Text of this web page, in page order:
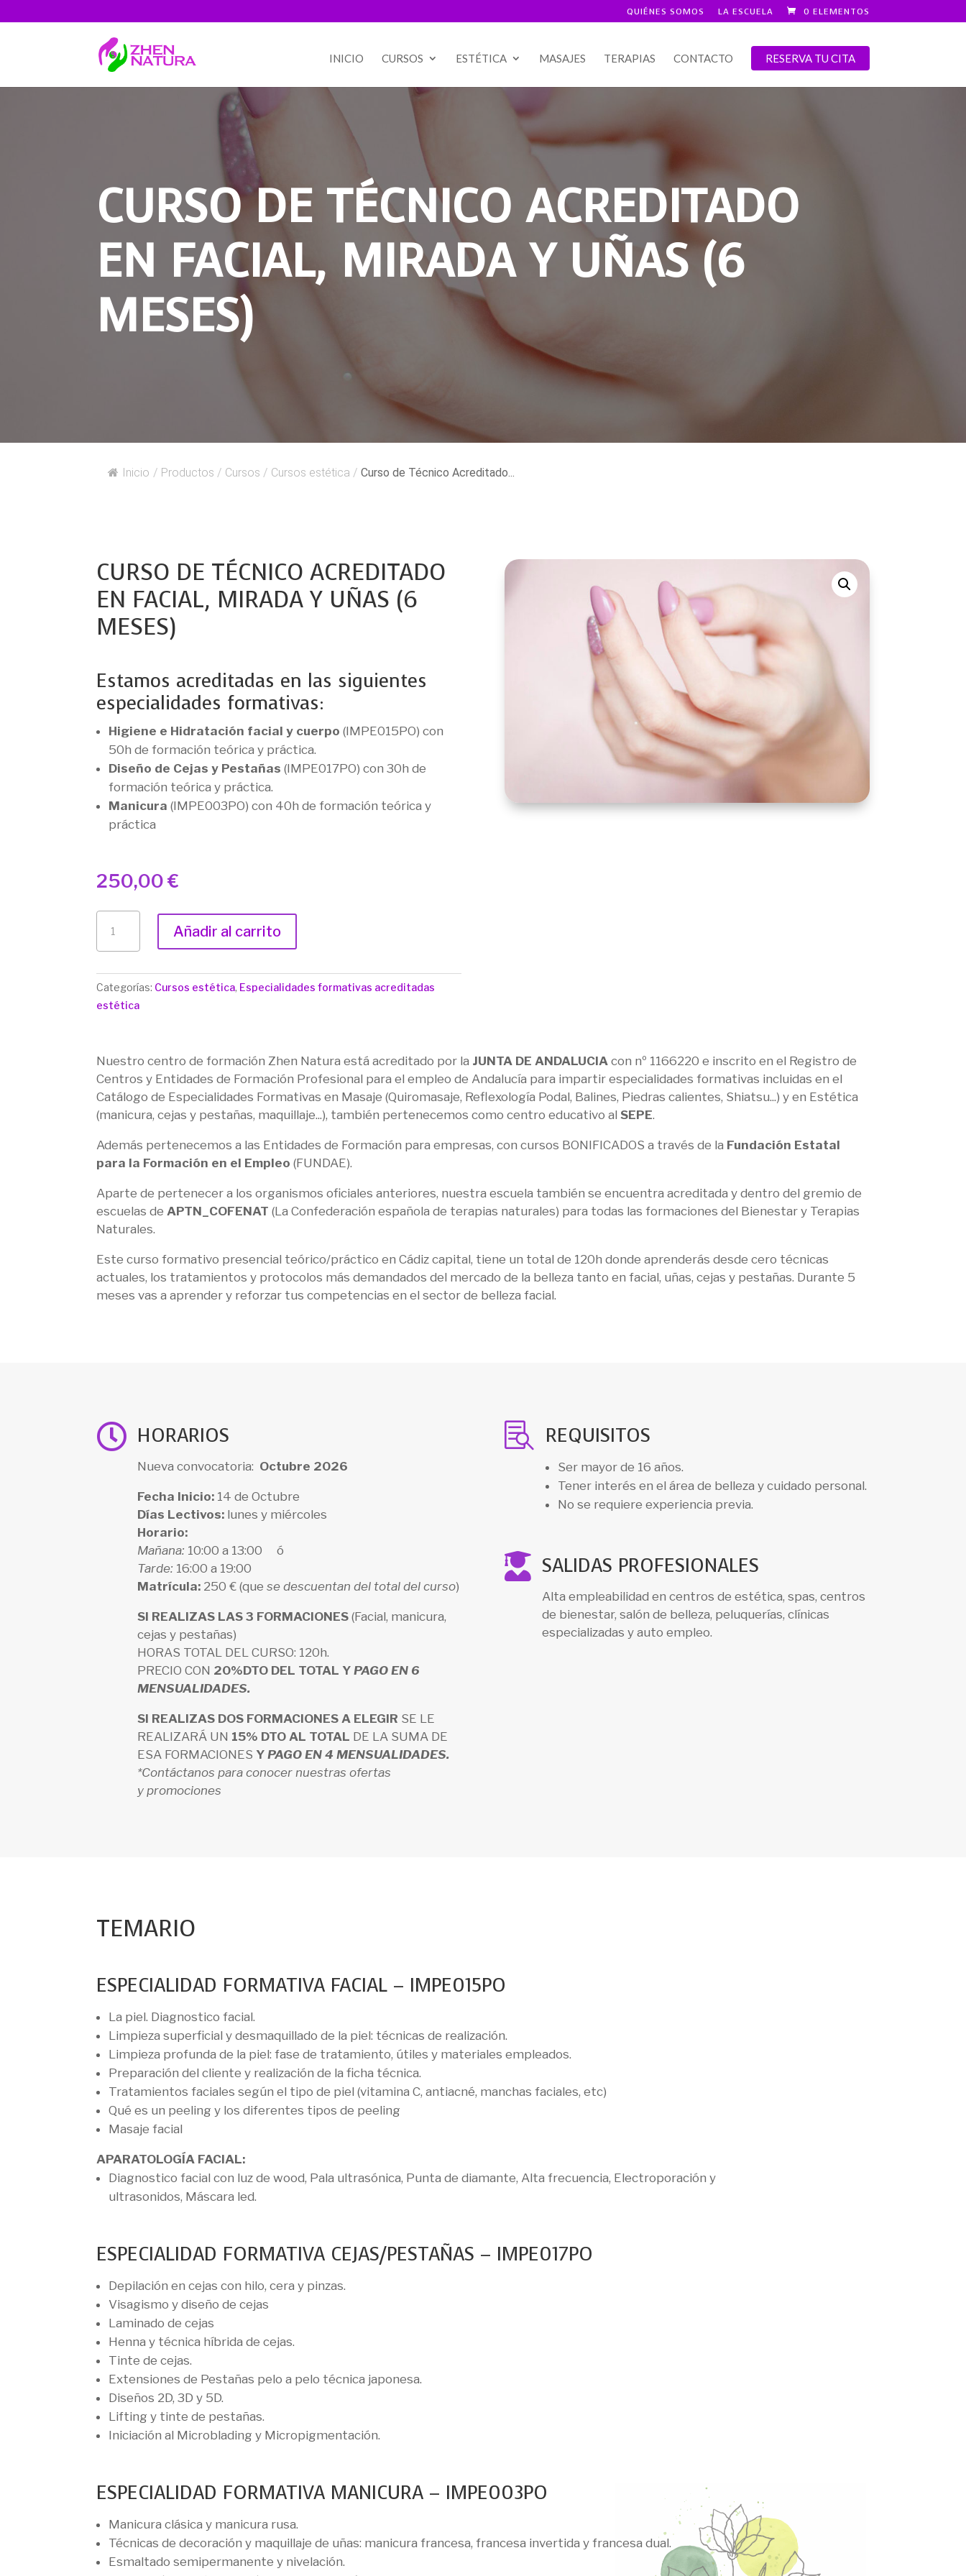
QUIÉNES SOMOS LA ESCUELA 0 ELEMENTOS
INICIO CURSOS ESTÉTICA MASAJES TERAPIAS CONTACTO RESERVA TU CITA
CURSO DE TÉCNICO ACREDITADO
EN FACIAL, MIRADA Y UÑAS (6
MESES)
Inicio / Productos / Cursos / Cursos estética / Curso de Técnico Acreditado...
CURSO DE TÉCNICO ACREDITADO
EN FACIAL, MIRADA Y UÑAS (6
MESES)
Estamos acreditadas en las siguientes
especialidades formativas:
Higiene e Hidratación facial y cuerpo (IMPE015PO) con
50h de formación teórica y práctica.
Diseño de Cejas y Pestañas (IMPE017PO) con 30h de
formación teórica y práctica.
Manicura (IMPE003PO) con 40h de formación teórica y
práctica
250,00€
DE
TÉCNICO
ACREDITADO
EN
FACIAL,
UÑAS
(6
MESES)
CANTIDAD
Añadir al carrito
Categorías: Cursos estética, Especialidades formativas acreditadas
estética
Nuestro centro de formación Zhen Natura está acreditado por la JUNTA DE ANDALUCIA con nº 1166220 e inscrito en el Registro de
Centros y Entidades de Formación Profesional para el empleo de Andalucía para impartir especialidades formativas incluidas en el
Catálogo de Especialidades Formativas en Masaje (Quiromasaje, Reflexología Podal, Balines, Piedras calientes, Shiatsu...) y en Estética
(manicura, cejas y pestañas, maquillaje...), también pertenecemos como centro educativo alSEPE.
Además pertenecemos a las Entidades de Formación para empresas, con cursos BONIFICADOS a través de la Fundación Estatal
para la Formación en el Empleo (FUNDAE).
Aparte de pertenecer a los organismos oficiales anteriores, nuestra escuela también se encuentra acreditada y dentro del gremio de
escuelas deAPTN_COFENAT (La Confederación española de terapias naturales) para todas las formaciones del Bienestar y Terapias
Naturales.
Este curso formativo presencial teórico/práctico en Cádiz capital, tiene un total de 120h donde aprenderás desde cero técnicas
actuales, los tratamientos y protocolos más demandados del mercado de la belleza tanto en facial, uñas, cejas y pestañas. Durante 5
meses vas a aprender y reforzar tus competencias en el sector de belleza facial.
 HORARIOS
Nueva convocatoria: Octubre 2026
Fecha Inicio: 14 de Octubre
Días Lectivos: lunes y miércoles
Horario:
Mañana: 10:00 a 13:00 ó
Tarde: 16:00 a 19:00
Matrícula: 250 € (que se descuentan del total del curso)
SI REALIZAS LAS 3 FORMACIONES (Facial, manicura,
cejas y pestañas)
HORAS TOTAL DEL CURSO: 120h.
PRECIO CON 20%DTO DEL TOTAL YPAGO EN 6
MENSUALIDADES.
SI REALIZAS DOS FORMACIONES A ELEGIR SE LE
REALIZARÁ UN 15% DTO AL TOTAL DE LA SUMA DE
ESA FORMACIONES YPAGO EN 4 MENSUALIDADES.
*Contáctanos para conocer nuestras ofertas
y promociones
 REQUISITOS
Ser mayor de 16 años.
Tener interés en el área de belleza y cuidado personal.
No se requiere experiencia previa.
 SALIDAS PROFESIONALES
Alta empleabilidad en centros de estética, spas, centros
de bienestar, salón de belleza, peluquerías, clínicas
especializadas y auto empleo.
TEMARIO
ESPECIALIDAD FORMATIVA FACIAL – IMPE015PO
La piel. Diagnostico facial.
Limpieza superficial y desmaquillado de la piel: técnicas de realización.
Limpieza profunda de la piel: fase de tratamiento, útiles y materiales empleados.
Preparación del cliente y realización de la ficha técnica.
Tratamientos faciales según el tipo de piel (vitamina C, antiacné, manchas faciales, etc)
Qué es un peeling y los diferentes tipos de peeling
Masaje facial
APARATOLOGÍA FACIAL:
Diagnostico facial con luz de wood, Pala ultrasónica, Punta de diamante, Alta frecuencia, Electroporación y
ultrasonidos, Máscara led.
ESPECIALIDAD FORMATIVA CEJAS/PESTAÑAS – IMPE017PO
Depilación en cejas con hilo, cera y pinzas.
Visagismo y diseño de cejas
Laminado de cejas
Henna y técnica híbrida de cejas.
Tinte de cejas.
Extensiones de Pestañas pelo a pelo técnica japonesa.
Diseños 2D, 3D y 5D.
Lifting y tinte de pestañas.
Iniciación al Microblading y Micropigmentación.
ESPECIALIDAD FORMATIVA MANICURA – IMPE003PO
Manicura clásica y manicura rusa.
Técnicas de decoración y maquillaje de uñas: manicura francesa, francesa invertida y francesa dual.
Esmaltado semipermanente y nivelación.